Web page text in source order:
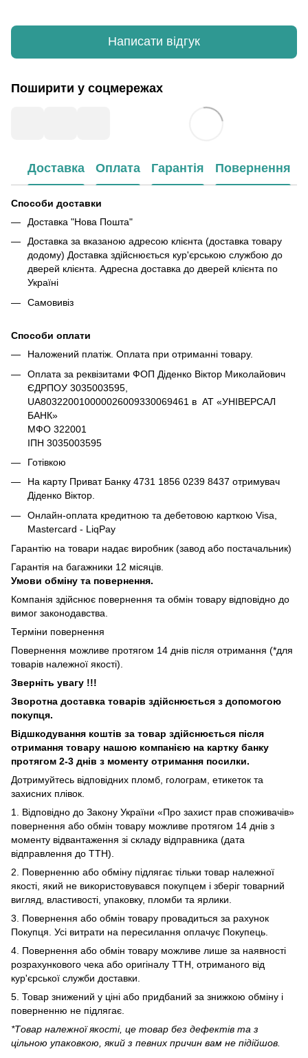
Написати відгук
Поширити у соцмережах
Доставка Оплата Гарантія Повернення
Способи доставки
Доставка "Нова Пошта"
Доставка за вказаною адресою клієнта (доставка товару
додому) Доставка здійснюється кур'єрською службою до
дверей клієнта. Адресна доставка до дверей клієнта по
Україні
Самовивіз
Способи оплати
Наложений платіж. Оплата при отриманні товару.
Оплата за реквізитами ФОП Діденко Віктор Миколайович
ЄДРПОУ 3035003595,
UA803220010000026009330069461 в АТ «УНІВЕРСАЛ
БАНК»
МФО 322001
ІПН 3035003595
Готівкою
На карту Приват Банку 4731 1856 0239 8437 отримувач
Діденко Віктор.
Онлайн-оплата кредитною та дебетовою карткою Visa,
Mastercard - LiqPay
Гарантію на товари надає виробник (завод або постачальник)
Гарантія на багажники 12 місяців.
Умови обміну та повернення.
Компанія здійснює повернення та обмін товару відповідно до
вимог законодавства.
Терміни повернення
Повернення можливе протягом 14 днів після отримання (*для
товарів належної якості).
Зверніть увагу !!!
Зворотна доставка товарів здійснюється з допомогою
покупця.
Відшкодування коштів за товар здійснюється після
отримання товару нашою компанією на картку банку
протягом 2-3 днів з моменту отримання посилки.
Дотримуйтесь відповідних пломб, голограм, етикеток та
захисних плівок.
1. Відповідно до Закону України «Про захист прав споживачів»
повернення або обмін товару можливе протягом 14 днів з
моменту відвантаження зі складу відправника (дата
відправлення до ТТН).
2. Поверненню або обміну підлягає тільки товар належної
якості, який не використовувався покупцем і зберіг товарний
вигляд, властивості, упаковку, пломби та ярлики.
3. Повернення або обмін товару провадиться за рахунок
Покупця. Усі витрати на пересилання оплачує Покупець.
4. Повернення або обмін товару можливе лише за наявності
розрахункового чека або оригіналу ТТН, отриманого від
кур'єрської служби доставки.
5. Товар знижений у ціні або придбаний за знижкою обміну і
поверненню не підлягає.
*Товар належної якості, це товар без дефектів та з
цільною упаковкою, який з певних причин вам не підійшов.